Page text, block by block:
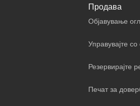
Продава
Објавување
Управувајте со
Резервирајте
Печат за